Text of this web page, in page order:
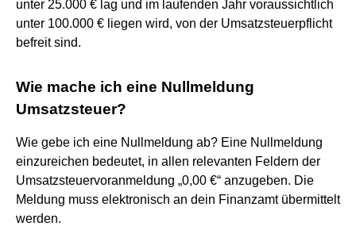
unter 25.000 € lag und im laufenden Jahr voraussichtlich
unter 100.000 € liegen wird, von der Umsatzsteuerpflicht
befreit sind.
Wie mache ich eine Nullmeldung
Umsatzsteuer?
Wie gebe ich eine Nullmeldung ab? Eine Nullmeldung
einzureichen bedeutet, in allen relevanten Feldern der
Umsatzsteuervoranmeldung „0,00 €“ anzugeben. Die
Meldung muss elektronisch an dein Finanzamt übermittelt
werden.